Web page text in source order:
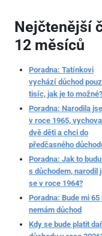
Nejčtenější
12 měsíců
Poradna: Tatínkovi
vychází důchod
tisíc, jak je to možné?
Poradna: Narodila
v roce 1965,
dvě děti a chci do
předčasného
Poradna: Jak to
s důchodem, narodil
se v roce 1964?
Poradna: Bude mi 65
nemám důchod
Kdy se bude platit